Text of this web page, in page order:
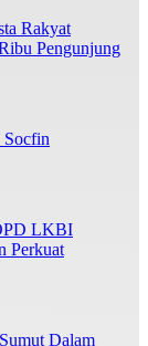
Rakyat
Pengunjung
Socfin
LKBI
Perkuat
Dalam